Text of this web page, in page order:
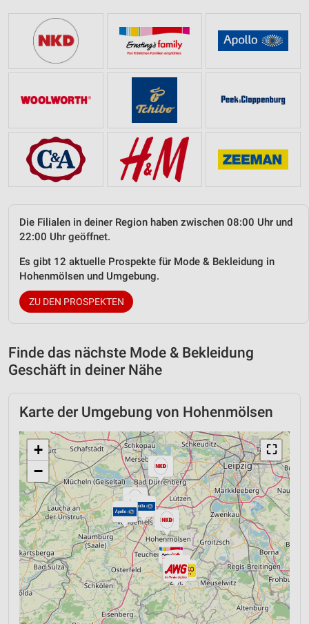
Die Filialen in deiner Region haben zwischen 08:00 Uhr und
22:00 Uhr geöffnet.
Es gibt 12 aktuelle Prospekte für Mode & Bekleidung in
Hohenmölsen und Umgebung.
ZU DEN PROSPEKTEN
Finde das nächste Mode & Bekleidung
Geschäft in deiner Nähe
Karte der Umgebung von Hohenmölsen
⛶
+
−